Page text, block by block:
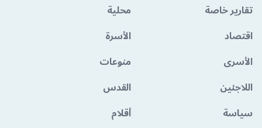
تقارير خاصة
محلية
اقتصاد
الأسرة
الأسرى
منوعات
اللاجئين
القدس
سياسة
أقلام